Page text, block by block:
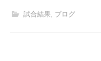
試合結果, ブログ